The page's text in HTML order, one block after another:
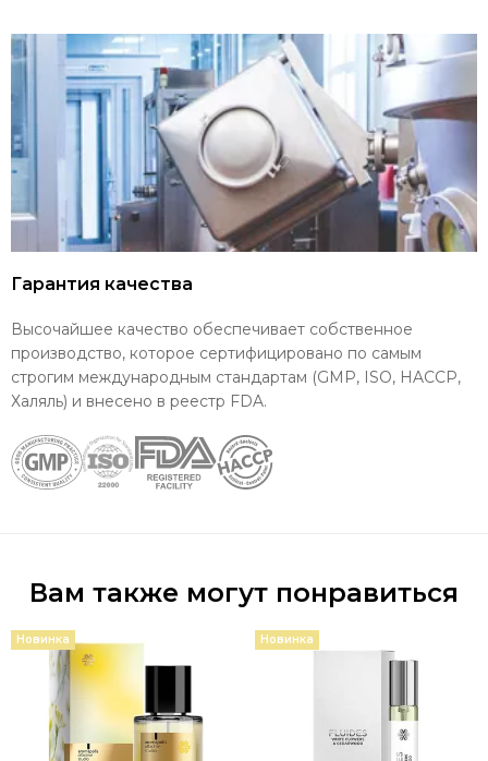
Гарантия качества
Высочайшее качество обеспечивает собственное
производство, которое сертифицировано по самым
строгим международным стандартам (GMP, ISO, HACCP,
Халяль) и внесено в реестр FDA.
Вам также могут понравиться
Новинка Новинка